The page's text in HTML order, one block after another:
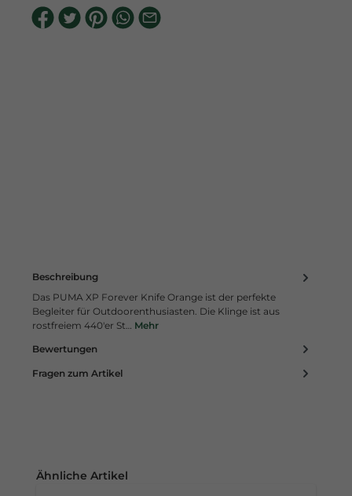
Beschreibung
Das PUMA XP Forever Knife Orange ist der perfekte
Begleiter für Outdoorenthusiasten. Die Klinge ist aus
rostfreiem 440'er St… Mehr
Bewertungen
Fragen zum Artikel
Produktgalerie überspringen
Ähnliche Artikel